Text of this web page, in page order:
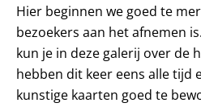
Hier beginnen we goed te
bezoekers aan het afnemen
kun je in deze galerij over de
hebben dit keer eens alle tijd
kunstige kaarten goed te